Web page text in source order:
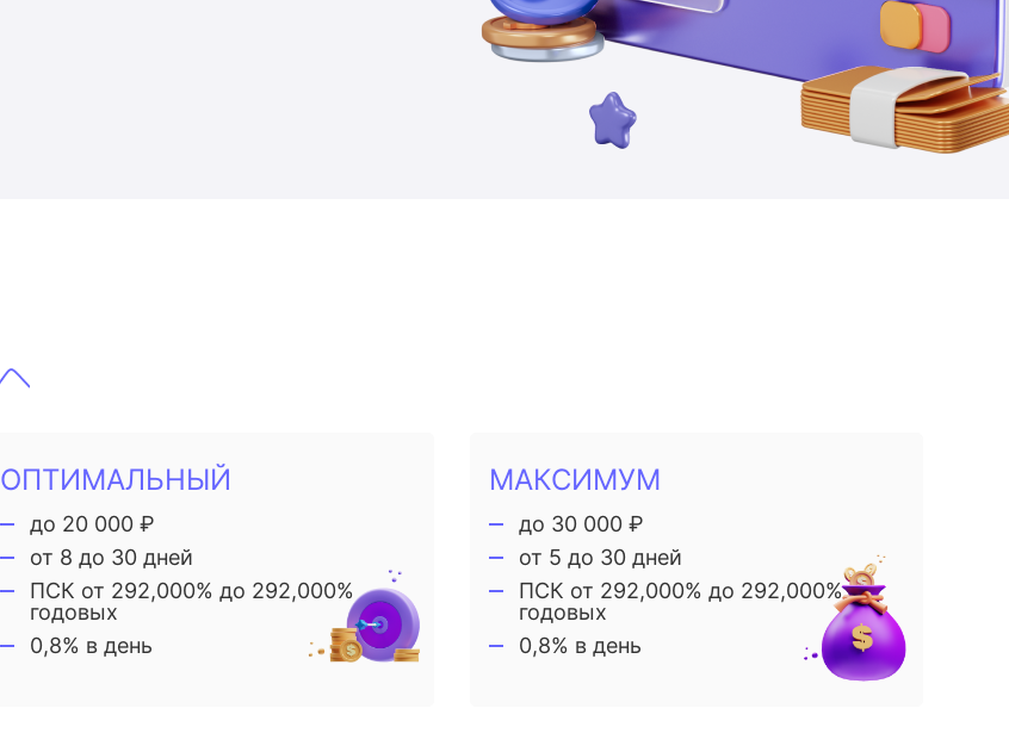
ОПТИМАЛЬНЫЙ
до 20 000 ₽
от 8 до 30 дней
ПСК от 292,000% до 292,000%
годовых
0,8% в день
МАКСИМУМ
до 30 000 ₽
от 5 до 30 дней
ПСК от 292,000% до 292,000%
годовых
0,8% в день